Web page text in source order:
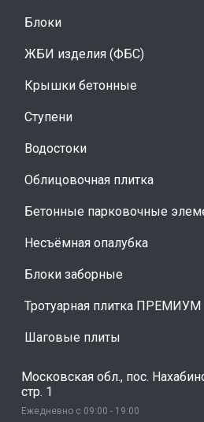
Блоки
ЖБИ изделия (ФБС)
Крышки бетонные
Ступени
Водостоки
Облицовочная плитка
Бетонные парковочные
Несъёмная опалубка
Блоки заборные
Тротуарная плитка ПРЕМИУМ
Шаговые плиты
Московская обл., пос.
стр. 1
Ежедневно с 09:00 - 19:00